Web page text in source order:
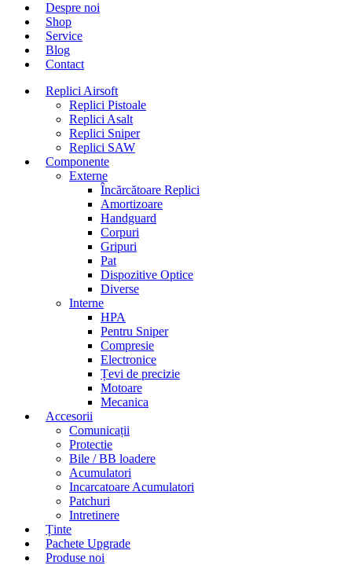
Despre noi
Shop
Service
Blog
Contact
Replici Airsoft
Replici Pistoale
Replici Asalt
Replici Sniper
Replici SAW
Componente
Externe
Încărcătoare Replici
Amortizoare
Handguard
Corpuri
Gripuri
Pat
Dispozitive Optice
Diverse
Interne
HPA
Pentru Sniper
Compresie
Electronice
Țevi de precizie
Motoare
Mecanica
Accesorii
Comunicații
Protectie
Bile / BB loadere
Acumulatori
Incarcatoare Acumulatori
Patchuri
Intretinere
Ținte
Pachete Upgrade
Produse noi